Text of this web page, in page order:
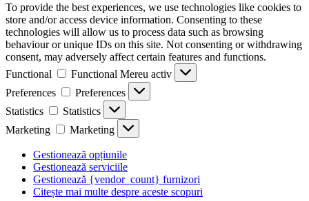
To provide the best experiences, we use technologies like cookies to
store and/or access device information. Consenting to these
technologies will allow us to process data such as browsing
behaviour or unique IDs on this site. Not consenting or withdrawing
consent, may adversely affect certain features and functions.
Functional
Functional Mereu activ
Preferences
Preferences
Statistics
Statistics
Marketing
Marketing
Gestionează opțiunile
Gestionează serviciile
Gestionează {vendor_count} furnizori
Citește mai multe despre aceste scopuri